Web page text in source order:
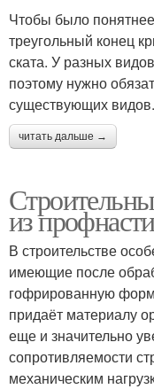
Чтобы было
треугольный конец
ската. У разных
поэтому нужно
существующих видов.
читать дальше →
из
В строительстве
имеющие после
гофрированную
придаёт материалу
еще и значительно
сопротивляемости
механическим